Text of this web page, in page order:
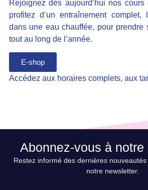
Rejoignez dès aujourd’hui nos cours
profitez d’un entraînement
dans une eau chauffée, pour prendre
tout au long de l’année.
E-shop
Accédez aux horaires complets, aux
Abonnez-vous à notre
Restez informé des dernières
notre newsletter.